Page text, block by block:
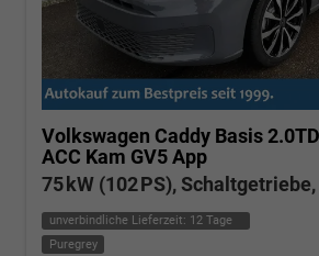
Volkswagen Caddy Basis
ACC Kam GV5 App
75 kW (102 PS),
unverbindliche Lieferzeit: 12 Tage
Puregrey